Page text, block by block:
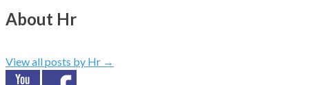
About Hr
View all posts by Hr →